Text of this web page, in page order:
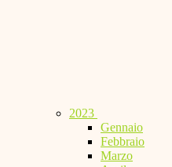
2023
Gennaio
Febbraio
Marzo